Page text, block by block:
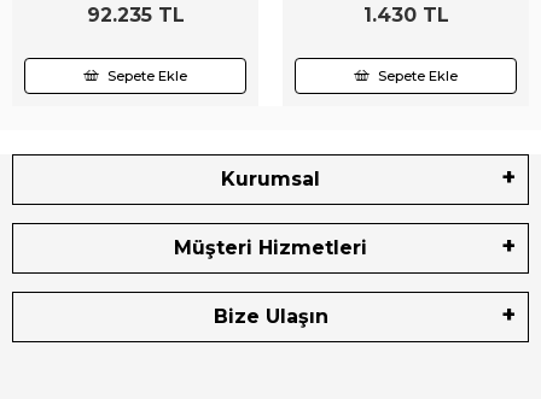
92.235 TL
Sepete Ekle
1.430 TL
Sepete Ekle
Kurumsal
Müşteri Hizmetleri
Bize Ulaşın